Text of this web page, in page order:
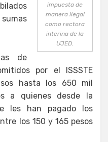
impuesta de
manera ilegal
como rectora
interina de la
UJED.
de
por el ISSSTE
hasta los 650 mil
a quienes desde la
les han pagado los
los 150 y 165 pesos